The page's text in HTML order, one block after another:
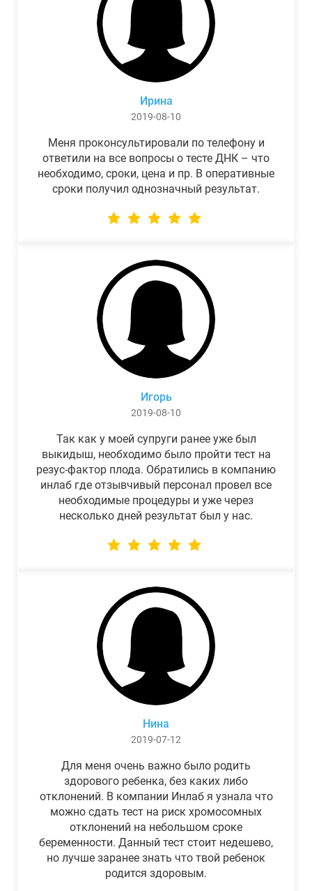
Ирина
2019-08-10
Меня проконсультировали по телефону и
ответили на все вопросы о тесте ДНК – что
необходимо, сроки, цена и пр. В оперативные
сроки получил однозначный результат.
Игорь
2019-08-10
Так как у моей супруги ранее уже был
выкидыш, необходимо было пройти тест на
резус-фактор плода. Обратились в компанию
инлаб где отзывчивый персонал провел все
необходимые процедуры и уже через
несколько дней результат был у нас.
Нина
2019-07-12
Для меня очень важно было родить
здорового ребенка, без каких либо
отклонений. В компании Инлаб я узнала что
можно сдать тест на риск хромосомных
отклонений на небольшом сроке
беременности. Данный тест стоит недешево,
но лучше заранее знать что твой ребенок
родится здоровым.